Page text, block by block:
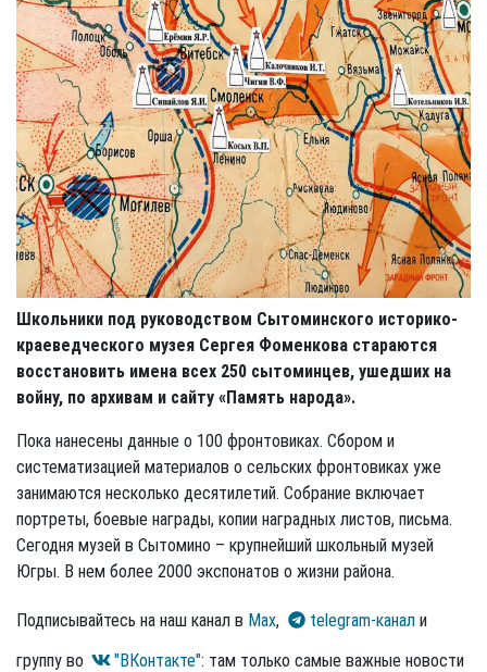
Школьники под руководством Сытоминского историко-
краеведческого музея Сергея Фоменкова стараются
восстановить имена всех 250 сытоминцев, ушедших на
войну, по архивам и сайту «Память народа».
Пока нанесены данные о 100 фронтовиках. Сбором и
систематизацией материалов о сельских фронтовиках уже
занимаются несколько десятилетий. Собрание включает
портреты, боевые награды, копии наградных листов, письма.
Сегодня музей в Сытомино – крупнейший школьный музей
Югры. В нем более 2000 экспонатов о жизни района.
Подписывайтесь на наш канал в Max, telegram-канал и
группу во
"ВКонтакте": там только самые важные новости